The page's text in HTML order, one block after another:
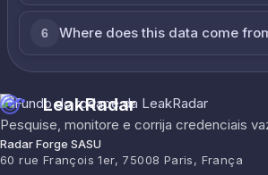
6 Where does this data come
LeakRadar
Pesquise, monitore e corrija credenciais
Radar Forge SASU
60 rue François 1er, 75008 Paris, França